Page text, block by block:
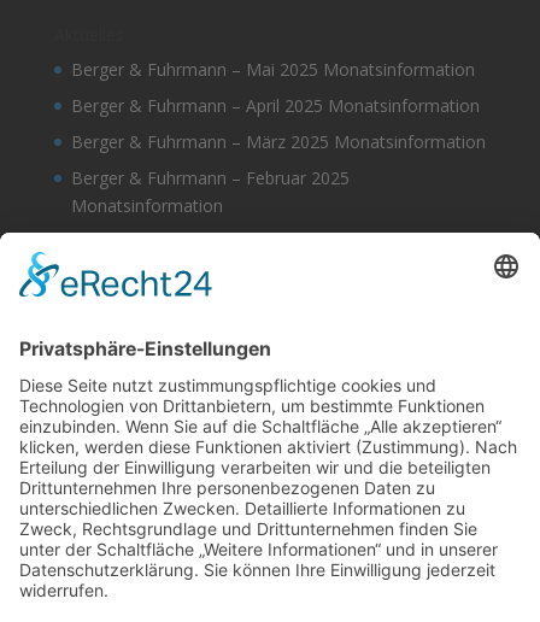
Berger & Fuhrmann – Mai 2025 Monatsinformation
Berger & Fuhrmann – April 2025 Monatsinformation
Berger & Fuhrmann – März 2025 Monatsinformation
Berger & Fuhrmann – Februar 2025
Monatsinformation
Monatsinformation
Suche
Datenschutz
Cookie-Einstellungen
Sonstige
Kontakt
Facebook